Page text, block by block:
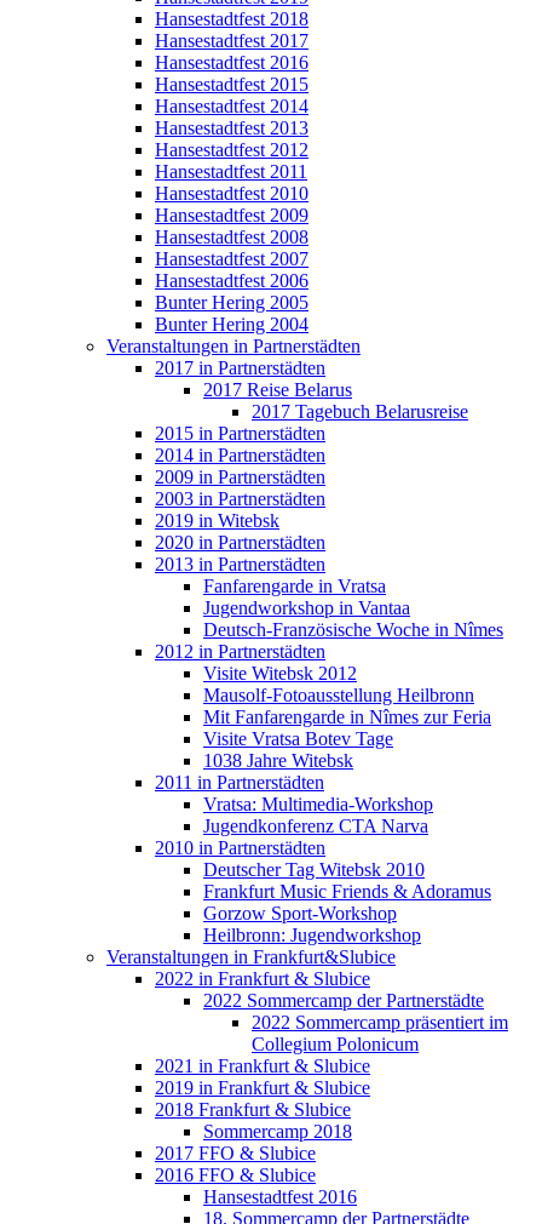
Hansestadtfest 2018
Hansestadtfest 2017
Hansestadtfest 2016
Hansestadtfest 2015
Hansestadtfest 2014
Hansestadtfest 2013
Hansestadtfest 2012
Hansestadtfest 2011
Hansestadtfest 2010
Hansestadtfest 2009
Hansestadtfest 2008
Hansestadtfest 2007
Hansestadtfest 2006
Bunter Hering 2005
Bunter Hering 2004
Veranstaltungen in Partnerstädten
2017 in Partnerstädten
2017 Reise Belarus
2017 Tagebuch Belarusreise
2015 in Partnerstädten
2014 in Partnerstädten
2009 in Partnerstädten
2003 in Partnerstädten
2019 in Witebsk
2020 in Partnerstädten
2013 in Partnerstädten
Fanfarengarde in Vratsa
Jugendworkshop in Vantaa
Deutsch-Französische Woche in Nîmes
2012 in Partnerstädten
Visite Witebsk 2012
Mausolf-Fotoausstellung Heilbronn
Mit Fanfarengarde in Nîmes zur Feria
Visite Vratsa Botev Tage
1038 Jahre Witebsk
2011 in Partnerstädten
Vratsa: Multimedia-Workshop
Jugendkonferenz CTA Narva
2010 in Partnerstädten
Deutscher Tag Witebsk 2010
Frankfurt Music Friends & Adoramus
Gorzow Sport-Workshop
Heilbronn: Jugendworkshop
Veranstaltungen in Frankfurt&Slubice
2022 in Frankfurt & Slubice
2022 Sommercamp der Partnerstädte
2022 Sommercamp präsentiert im
Collegium Polonicum
2021 in Frankfurt & Slubice
2019 in Frankfurt & Slubice
2018 Frankfurt & Slubice
Sommercamp 2018
2017 FFO & Slubice
2016 FFO & Slubice
Hansestadtfest 2016
18. Sommercamp der Partnerstädte